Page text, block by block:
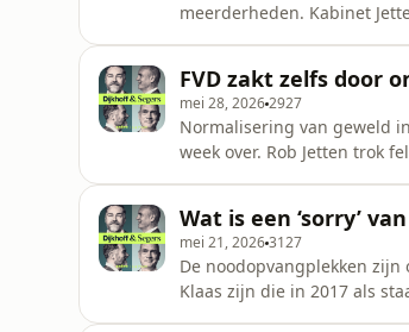
meerderheden. Kabinet
morele kompas van de
FVD zakt zelfs door
mei 28, 20262927
Normalisering van geweld
week over. Rob Jetten trok
vakbonden te paaien. Klaas
Wat is een ‘sorry’
mei 21, 20263127
De noodopvangplekken
Klaas zijn die in 2017 als